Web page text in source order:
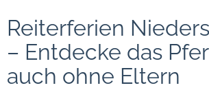
Reiterferien
– Entdecke das
auch ohne Eltern